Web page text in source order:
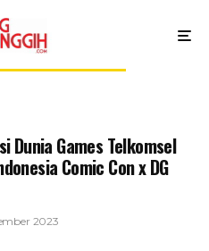
Dunia Games Telkomsel
Comic Con x DG
2023